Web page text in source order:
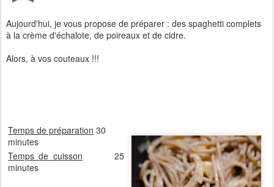
Aujourd'hui, je vous propose de préparer : des spaghetti complets
à la crème d'échalote, de poireaux et de cidre.
Alors, à vos couteaux !!!
Temps de préparation 30
minutes
Temps de cuisson 25
minutes